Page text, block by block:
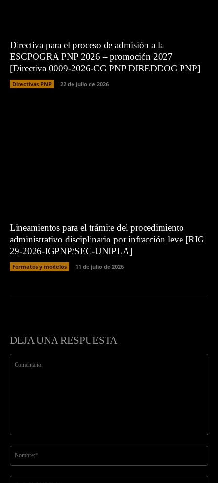
Directiva para el proceso de admisión a la
ESCPOGRA PNP 2026 – promoción 2027
[Directiva 0009-2026-CG PNP DIREDDOC PNP]
Directivas PNP 22 de julio de 2026
Lineamientos para el trámite del procedimiento
administrativo disciplinario por infracción leve [RIG
29-2026-IGPNP/SEC-UNIPLA]
Formatos y modelos 11 de julio de 2026
DEJA UNA RESPUESTA